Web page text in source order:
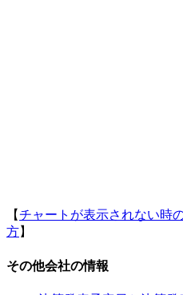
【チャートが表示されない時
方】
その他会社の情報